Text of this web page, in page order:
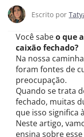
Escrito por
Você sabeo que
caixão fechado?
Na nossa
foram fontes de
preocupação.
Quando se trata
fechado, muitas
que isso significa
Neste artigo,
ensina sobre